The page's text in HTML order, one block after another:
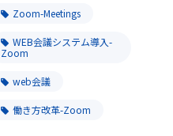
Zoom-Meetings
WEB会議システム導入-
Zoom
web会議
働き方改革-Zoom